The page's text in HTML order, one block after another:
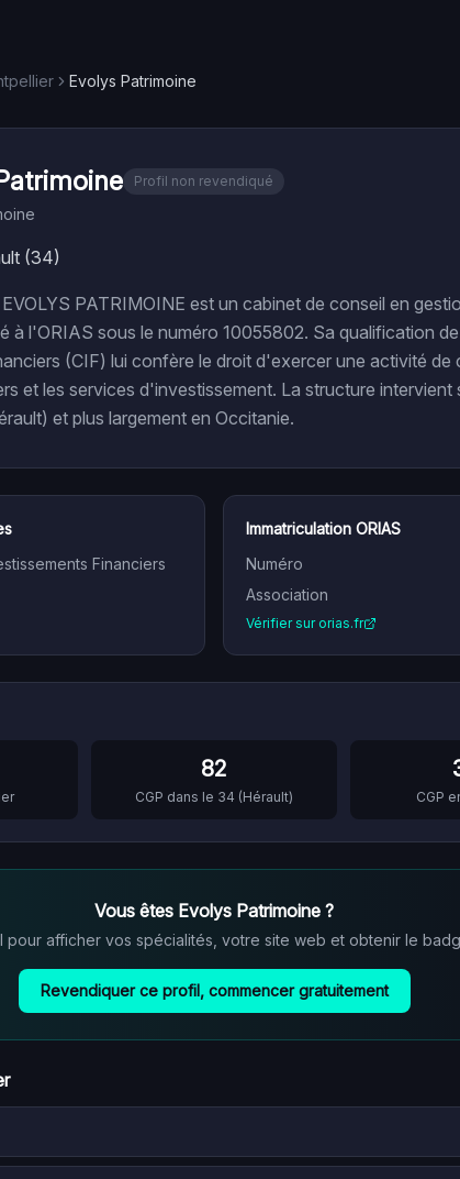
Evolys Patrimoine
Profil non revendiqué
(34)
PATRIMOINE est un cabinet de conseil en
à l'ORIAS sous le numéro 10055802. Sa qualification
(CIF) lui confère le droit d'exercer une activité de
et les services d'investissement. La structure intervient
et plus largement en Occitanie.
Financiers
Immatriculation ORIAS
Numéro
Association
Vérifier sur orias.fr
82
CGP dans le 34 (Hérault) CGP
Vous êtes Evolys Patrimoine ?
afficher vos spécialités, votre site web et obtenir le
Revendiquer ce profil, commencer gratuitement